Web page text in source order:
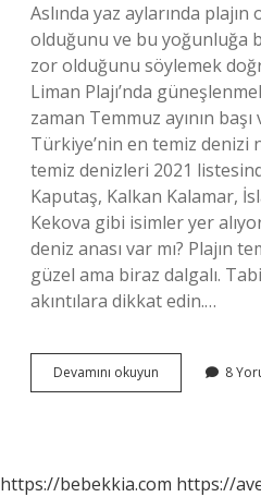
Aslında yaz aylarında
olduğunu ve bu yoğunluğa
zor olduğunu söylemek
Liman Plajı’nda
zaman Temmuz ayının
Türkiye’nin en temiz denizi
temiz denizleri 2021
Kaputaş, Kalkan Kalamar,
Kekova gibi isimler yer
deniz anası var mı? Plajın
güzel ama biraz dalgalı.
akıntılara dikkat edin.…
Devamını okuyun
Denizi
8
https://bebekkia.com https://